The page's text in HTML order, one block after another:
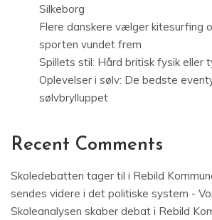
Silkeborg
Flere danskere vælger kitesurfing
sporten vundet frem
Spillets stil: Hård britisk fysik eller
Oplevelser i sølv: De bedste
sølvbrylluppet
Recent Comments
Skoledebatten tager til i Rebild
sendes videre i det politiske system -
Skoleanalysen skaber debat i Rebild